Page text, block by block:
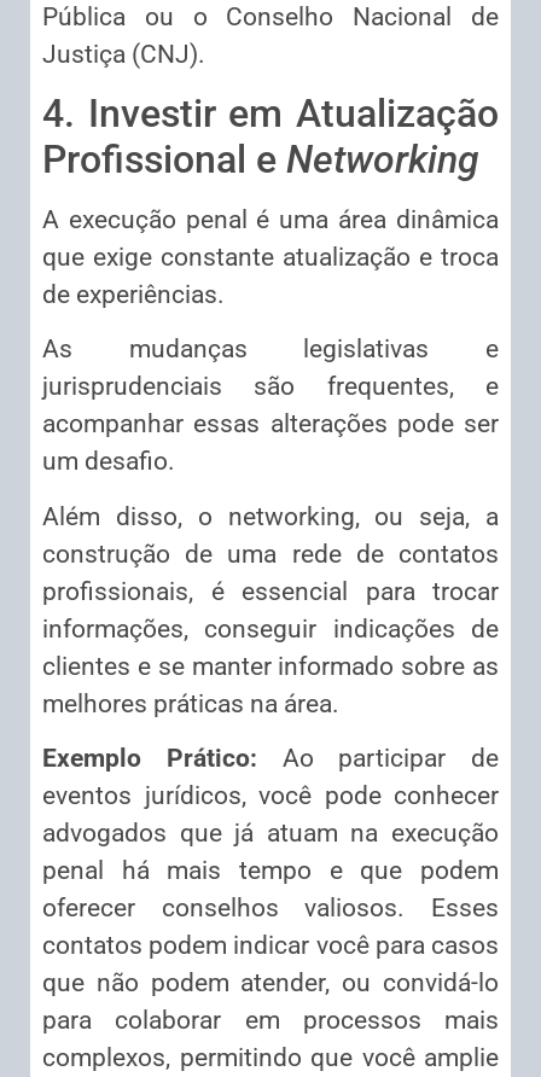
Pública ou o Conselho Nacional de
Justiça (CNJ).
4. Investir em Atualização
Profissional e Networking
A execução penal é uma área dinâmica
que exige constante atualização e troca
de experiências.
As mudanças legislativas e
jurisprudenciais são frequentes, e
acompanhar essas alterações pode ser
um desafio.
Além disso, o networking, ou seja, a
construção de uma rede de contatos
profissionais, é essencial para trocar
informações, conseguir indicações de
clientes e se manter informado sobre as
melhores práticas na área.
Exemplo Prático: Ao participar de
eventos jurídicos, você pode conhecer
advogados que já atuam na execução
penal há mais tempo e que podem
oferecer conselhos valiosos. Esses
contatos podem indicar você para casos
que não podem atender, ou convidá-lo
para colaborar em processos mais
complexos, permitindo que você amplie